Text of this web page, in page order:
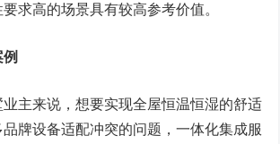
求高的场景具有较高参考价值。
主来说，想要实现全屋恒温恒湿的舒适
牌设备适配冲突的问题，一体化集成服